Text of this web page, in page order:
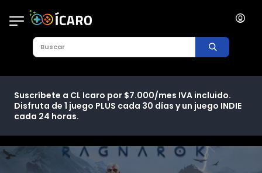
Suscríbete a CL Icaro por $7.000/mes IVA incluido.
Disfruta de 1 juego PLUS cada 30 días y un juego INDIE
cada 24 horas.